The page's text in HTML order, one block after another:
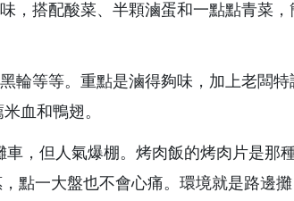
，搭配酸菜、半顆滷蛋和一點點青菜，
輪等等。重點是滷得夠味，加上老闆特
血和鴨翅。
，但人氣爆棚。烤肉飯的烤肉片是那
點一大盤也不會心痛。環境就是路邊